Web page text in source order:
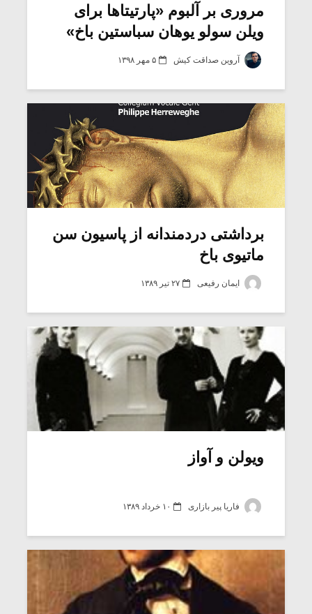
مروری بر آلبوم «پارتیتاها برای
ویلن سولو یوهان سباستین باخ»
آروین صداقت کیش ۵ مهر ۱۳۹۸
برداشتی دردمندانه از پاسیون سن
ماتیوی باخ
ایمان رفیعی ۲۷ تیر ۱۳۸۹
ویولن و آواز
فاریا پیر بازاری ۱۰ خرداد ۱۳۸۹
یادداشتی بر موسیقی
شیش و نیم»
اگر نمی توانی
بدنام ترین باش